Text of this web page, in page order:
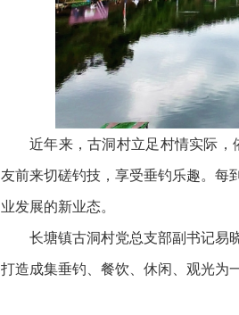
近年来，古洞村立足村情实际，
友前来切磋钓技，享受垂钓乐趣。每
业发展的新业态。
长塘镇古洞村党总支部副书记易晓
打造成集垂钓、餐饮、休闲、观光为